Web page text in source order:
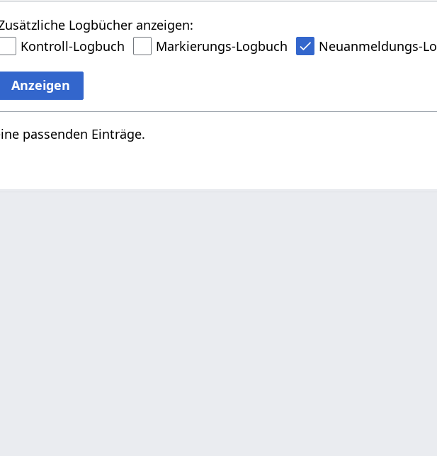
Logbücher anzeigen:
Kontroll-Logbuch
Markierungs-Logbuch Neuanmeldungs-
Anzeigen
passenden Einträge.